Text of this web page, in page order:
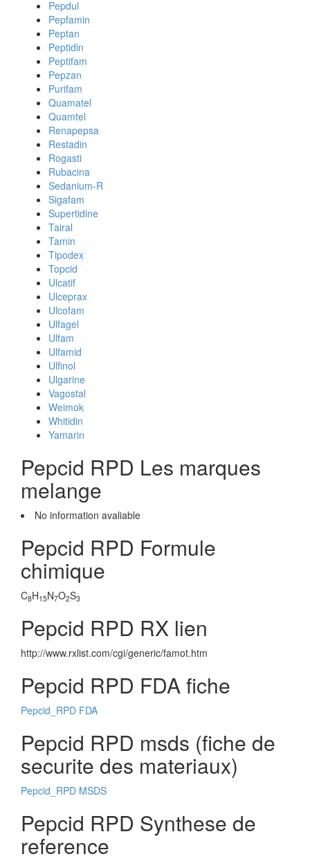
Pepdul
Pepfamin
Peptan
Peptidin
Peptifam
Pepzan
Purifam
Quamatel
Quamtel
Renapepsa
Restadin
Rogasti
Rubacina
Sedanium-R
Sigafam
Supertidine
Tairal
Tamin
Tipodex
Topcid
Ulcatif
Ulceprax
Ulcofam
Ulfagel
Ulfam
Ulfamid
Ulfinol
Ulgarine
Vagostal
Weimok
Whitidin
Yamarin
Pepcid RPD Les marques
melange
No information avaliable
Pepcid RPD Formule
chimique
C8H15N7O2S3
Pepcid RPD RX lien
http://www.rxlist.com/cgi/generic/famot.htm
Pepcid RPD FDA fiche
Pepcid_RPD FDA
Pepcid RPD msds (fiche de
securite des materiaux)
Pepcid_RPD MSDS
Pepcid RPD Synthese de
reference